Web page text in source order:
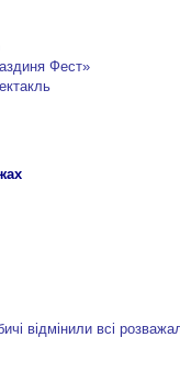
Фест»
відмінили всі